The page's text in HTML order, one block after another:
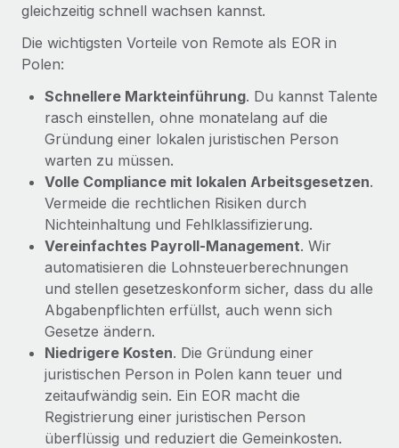
gleichzeitig schnell wachsen kannst.
Die wichtigsten Vorteile von Remote als EOR in
Polen:
Schnellere Markteinführung. Du kannst Talente
rasch einstellen, ohne monatelang auf die
Gründung einer lokalen juristischen Person
warten zu müssen.
Volle Compliance mit lokalen Arbeitsgesetzen.
Vermeide die rechtlichen Risiken durch
Nichteinhaltung und Fehlklassifizierung.
Vereinfachtes Payroll‑Management. Wir
automatisieren die Lohnsteuerberechnungen
und stellen gesetzeskonform sicher, dass du alle
Abgabenpflichten erfüllst, auch wenn sich
Gesetze ändern.
Niedrigere Kosten. Die Gründung einer
juristischen Person in Polen kann teuer und
zeitaufwändig sein. Ein EOR macht die
Registrierung einer juristischen Person
überflüssig und reduziert die Gemeinkosten.